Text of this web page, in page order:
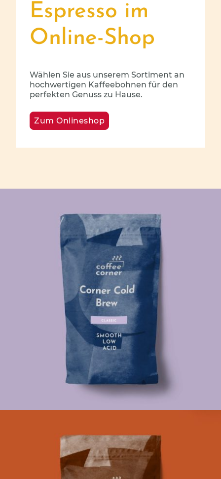
Espresso im
Online-Shop
Wählen Sie aus unserem Sortiment an
hochwertigen Kaffeebohnen für den
perfekten Genuss zu Hause.
Zum Onlineshop